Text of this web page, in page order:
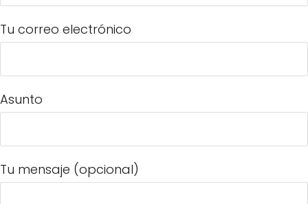
Tu correo electrónico
Asunto
Tu mensaje (opcional)